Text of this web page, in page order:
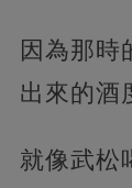
因為那時
出來的酒
就像武松